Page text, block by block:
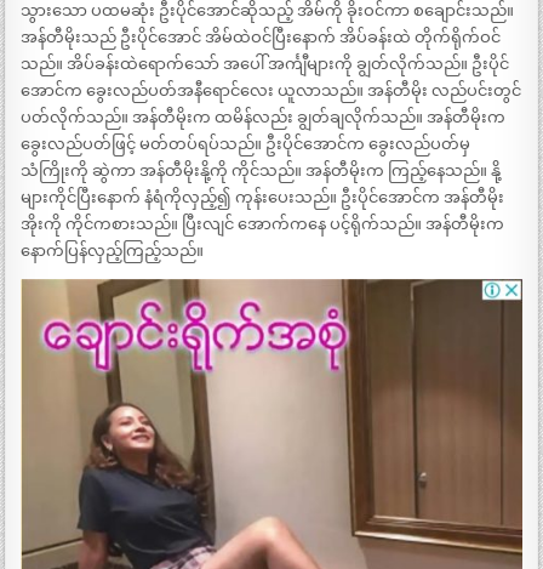
သွားသော ပထမဆုံး ဦးပိုင်အောင်ဆိုသည့် အိမ်ကို ခိုးဝင်ကာ စချောင်းသည်။
အန်တီမိုးသည် ဦးပိုင်အောင် အိမ်ထဲဝင်ပြီးနောက် အိပ်ခန်းထဲ တိုက်ရိုက်ဝင်
သည်။ အိပ်ခန်းထဲရောက်သော် အပေါ် အင်္ကျီများကို ချွတ်လိုက်သည်။ ဦးပိုင်
အောင်က ခွေးလည်ပတ်အနီရောင်လေး ယူလာသည်။ အန်တီမိုး လည်ပင်းတွင်
ပတ်လိုက်သည်။ အန်တီမိုးက ထမိန်လည်း ချွတ်ချလိုက်သည်။ အန်တီမိုးက
ခွေးလည်ပတ်ဖြင့် မတ်တပ်ရပ်သည်။ ဦးပိုင်အောင်က ခွေးလည်ပတ်မှ
သံကြိုးကို ဆွဲကာ အန်တီမိုးနို့ကို ကိုင်သည်။ အန်တီမိုးက ကြည့်နေသည်။ နို့
များကိုင်ပြီးနောက် နံရံကိုလှည့်၍ ကုန်းပေးသည်။ ဦးပိုင်အောင်က အန်တီမိုး
အိုးကို ကိုင်ကစားသည်။ ပြီးလျင် အောက်ကနေ ပင့်ရိုက်သည်။ အန်တီမိုးက
နောက်ပြန်လှည့်ကြည့်သည်။